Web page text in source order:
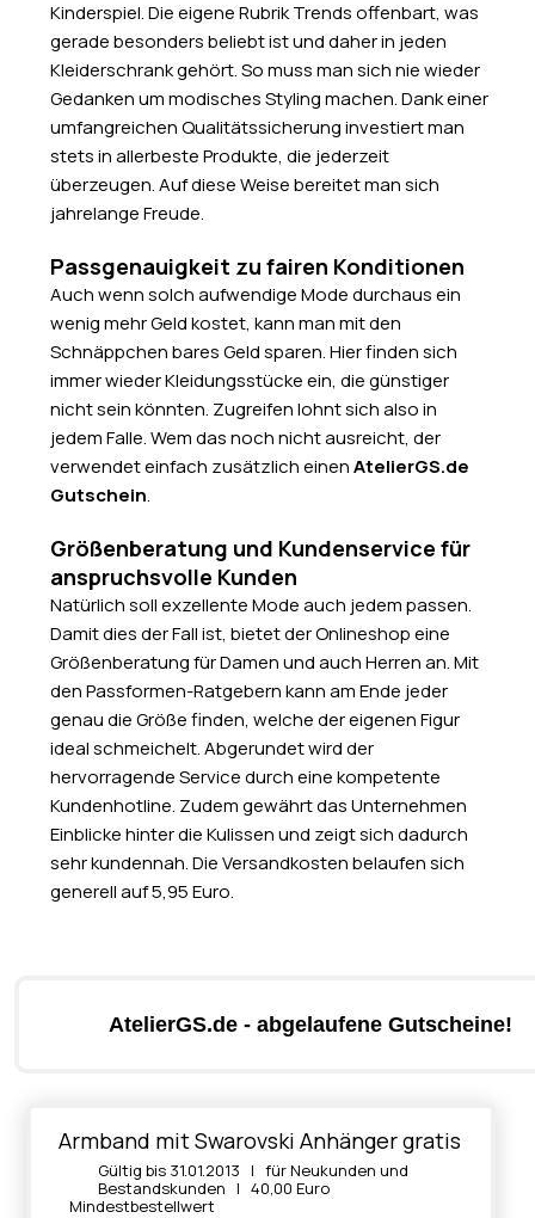
Kinderspiel. Die eigene Rubrik Trends offenbart, was
gerade besonders beliebt ist und daher in jeden
Kleiderschrank gehört. So muss man sich nie wieder
Gedanken um modisches Styling machen. Dank einer
umfangreichen Qualitätssicherung investiert man
stets in allerbeste Produkte, die jederzeit
überzeugen. Auf diese Weise bereitet man sich
jahrelange Freude.
Passgenauigkeit zu fairen Konditionen
Auch wenn solch aufwendige Mode durchaus ein
wenig mehr Geld kostet, kann man mit den
Schnäppchen bares Geld sparen. Hier finden sich
immer wieder Kleidungsstücke ein, die günstiger
nicht sein könnten. Zugreifen lohnt sich also in
jedem Falle. Wem das noch nicht ausreicht, der
verwendet einfach zusätzlich einenAtelierGS.de
Gutschein.
Größenberatung und Kundenservice für
anspruchsvolle Kunden
Natürlich soll exzellente Mode auch jedem passen.
Damit dies der Fall ist, bietet der Onlineshop eine
Größenberatung für Damen und auch Herren an. Mit
den Passformen-Ratgebern kann am Ende jeder
genau die Größe finden, welche der eigenen Figur
ideal schmeichelt. Abgerundet wird der
hervorragende Service durch eine kompetente
Kundenhotline. Zudem gewährt das Unternehmen
Einblicke hinter die Kulissen und zeigt sich dadurch
sehr kundennah. Die Versandkosten belaufen sich
generell auf 5,95 Euro.
AtelierGS.de - abgelaufene Gutscheine!
Armband mit Swarovski Anhänger gratis
Gültig bis 31.01.2013 | für Neukunden und
Bestandskunden | 40,00 Euro
Mindestbestellwert